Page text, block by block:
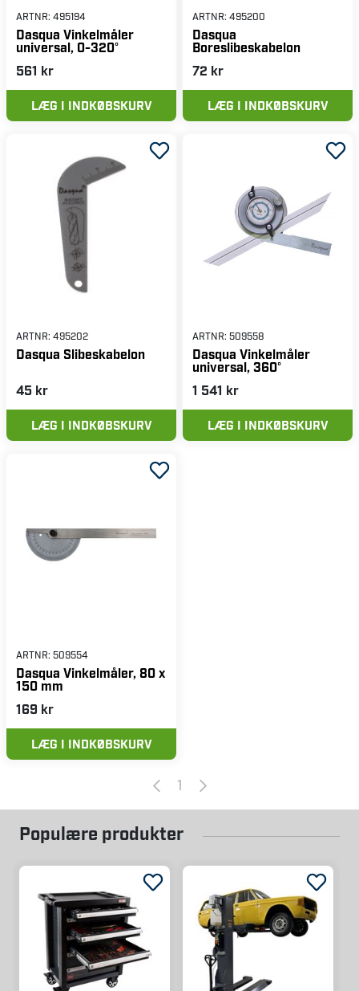
ARTNR: 495194
Dasqua Vinkelmåler
universal, 0-320°
561 kr
LÆG I INDKØBSKURV
ARTNR: 495200
Dasqua
Boreslibeskabelon
72 kr
LÆG I INDKØBSKURV
ARTNR: 495202
Dasqua Slibeskabelon
45 kr
LÆG I INDKØBSKURV
ARTNR: 509558
Dasqua Vinkelmåler
universal, 360°
1 541 kr
LÆG I INDKØBSKURV
ARTNR: 509554
Dasqua Vinkelmåler, 80 x
150 mm
169 kr
LÆG I INDKØBSKURV
1
Populære produkter